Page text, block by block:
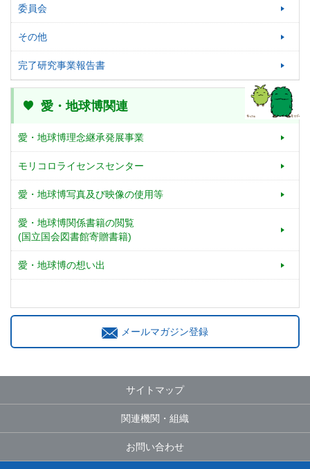
委員会
その他
完了研究事業報告書
愛・地球博関連
愛・地球博理念継承発展事業
モリコロライセンスセンター
愛・地球博写真及び映像の使用等
愛・地球博関係書籍の閲覧
(国立国会図書館寄贈書籍)
愛・地球博の想い出
メールマガジン登録
サイトマップ
関連機関・組織
お問い合わせ